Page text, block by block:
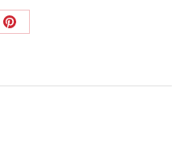
Compartir
Pinterest